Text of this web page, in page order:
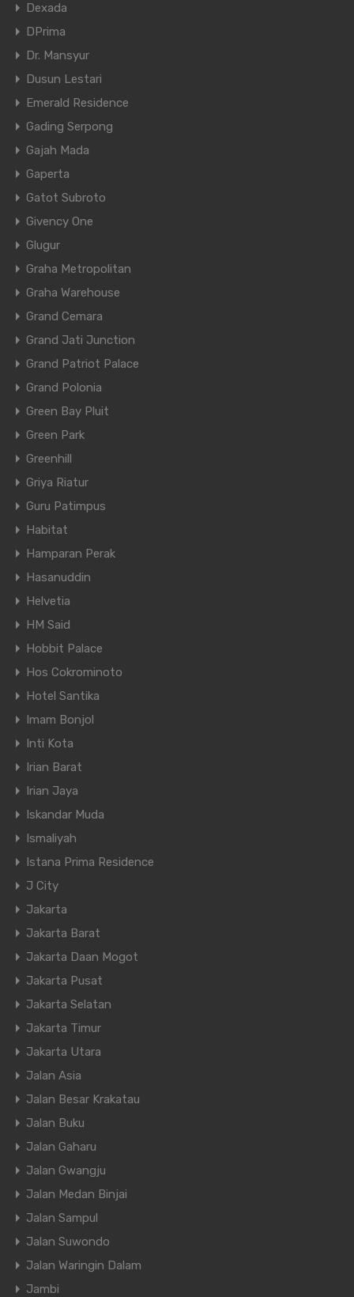
Dexada
DPrima
Dr. Mansyur
Dusun Lestari
Emerald Residence
Gading Serpong
Gajah Mada
Gaperta
Gatot Subroto
Givency One
Glugur
Graha Metropolitan
Graha Warehouse
Grand Cemara
Grand Jati Junction
Grand Patriot Palace
Grand Polonia
Green Bay Pluit
Green Park
Greenhill
Griya Riatur
Guru Patimpus
Habitat
Hamparan Perak
Hasanuddin
Helvetia
HM Said
Hobbit Palace
Hos Cokrominoto
Hotel Santika
Imam Bonjol
Inti Kota
Irian Barat
Irian Jaya
Iskandar Muda
Ismaliyah
Istana Prima Residence
J City
Jakarta
Jakarta Barat
Jakarta Daan Mogot
Jakarta Pusat
Jakarta Selatan
Jakarta Timur
Jakarta Utara
Jalan Asia
Jalan Besar Krakatau
Jalan Buku
Jalan Gaharu
Jalan Gwangju
Jalan Medan Binjai
Jalan Sampul
Jalan Suwondo
Jalan Waringin Dalam
Jambi